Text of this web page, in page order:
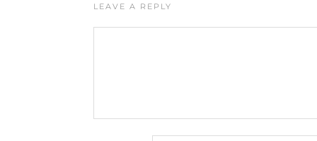
LEAVE A REPLY